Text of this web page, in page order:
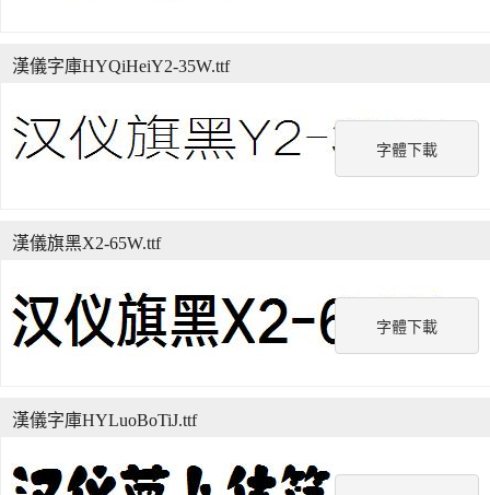
字體下載
漢儀字庫HYQiHeiY2-35W.ttf
字體下載
漢儀旗黑X2-65W.ttf
漢儀字庫HYLuoBoTiJ.ttf